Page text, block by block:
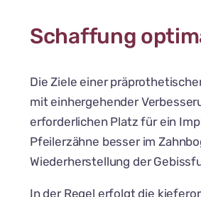
Schaffung
Die Ziele einer
mit einhergehender
erforderlichen Platz für ein
Pfeilerzähne besser im
Wiederherstellung der
In der Regel erfolgt die